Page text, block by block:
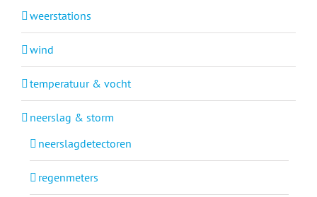
weerstations
wind
temperatuur & vocht
neerslag & storm
neerslagdetectoren
regenmeters